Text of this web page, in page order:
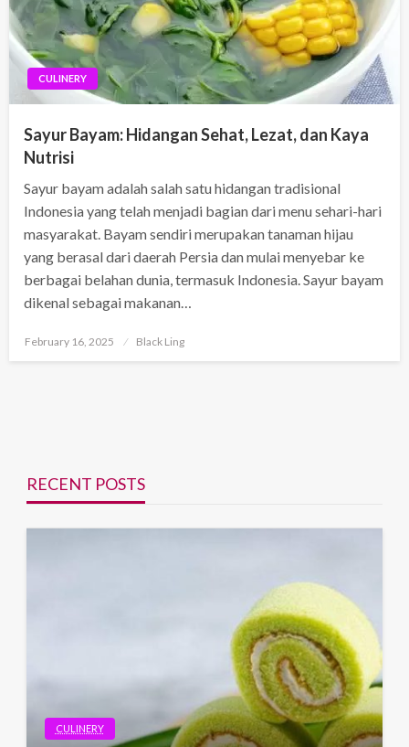
CULINERY
Sayur Bayam: Hidangan Sehat, Lezat, dan Kaya
Nutrisi
Sayur bayam adalah salah satu hidangan tradisional
Indonesia yang telah menjadi bagian dari menu sehari-hari
masyarakat. Bayam sendiri merupakan tanaman hijau
yang berasal dari daerah Persia dan mulai menyebar ke
berbagai belahan dunia, termasuk Indonesia. Sayur bayam
dikenal sebagai makanan…
Posted
February 16, 2025 Black Ling
RECENT POSTS
CULINERY